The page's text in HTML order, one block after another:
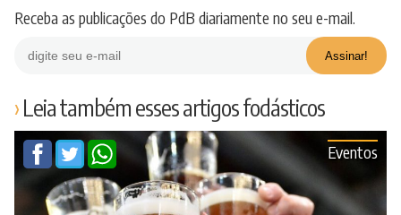
Receba as publicações do PdB diariamente no seu e-mail.
Leia também esses artigos fodásticos
Eventos